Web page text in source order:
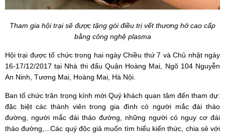
Tham gia hội trại sẽ được tặng gói điều trị vết thương hở cao cấp
bằng công nghệ plasma
Hội trại được tổ chức trong hai ngày Chiều thứ 7 và Chủ nhật ngày
16-17/12/2017 tại Nhà thi đấu Quận Hoàng Mai, Ngõ 104 Nguyễn
An Ninh, Tương Mai, Hoàng Mai, Hà Nội.
Ban tổ chức trân trọng kính mời Quý khách quan tâm đến tham dự:
đặc biệt các thành viên trong gia đình có người mắc đái tháo
đường, người mắc đái tháo đường, những người có nguy cơ đái
tháo đường,...Các quý độc giả muốn tìm hiểu kiến thức, chia sẻ với